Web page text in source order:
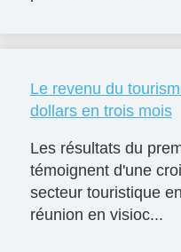
Le revenu du
dollars en trois mois
Les résultats du
témoignent d'une
secteur touristique
réunion en visioc...